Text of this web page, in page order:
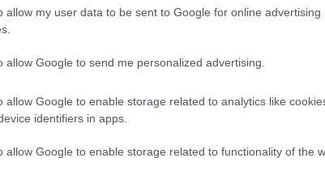
allow my user data to be sent to Google for online advertising
allow Google to send me personalized advertising.
allow Google to enable storage related to analytics like
identifiers in apps.
allow Google to enable storage related to functionality of the
καταβληθούν 16.000.000 ευρώ σε 800
εφάπαξ.
για καταβολή επιδομάτων ανεργίας και
άδεια μητρότητας.